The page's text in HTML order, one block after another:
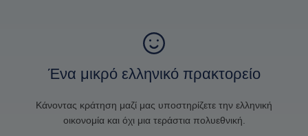
Ένα μικρό ελληνικό πρακτορείο
Κάνοντας κράτηση μαζί μας υποστηρίζετε την ελληνική
οικονομία και όχι μια τεράστια πολυεθνική.